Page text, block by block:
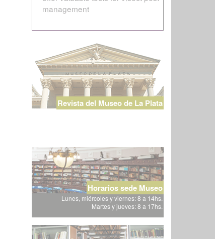
management
Revista del Museo de La Plata
Horarios sede Museo
Lunes, miércoles y viernes: 8 a 14hs.
Martes y jueves: 8 a 17hs.